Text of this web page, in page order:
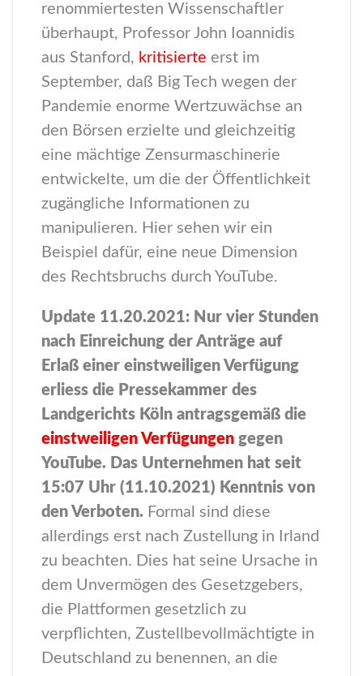
renommiertesten Wissenschaftler
überhaupt, Professor John Ioannidis
aus Stanford, kritisierte erst im
September, daß Big Tech wegen der
Pandemie enorme Wertzuwächse an
den Börsen erzielte und gleichzeitig
eine mächtige Zensurmaschinerie
entwickelte, um die der Öffentlichkeit
zugängliche Informationen zu
manipulieren. Hier sehen wir ein
Beispiel dafür, eine neue Dimension
des Rechtsbruchs durch YouTube.
Update 11.20.2021: Nur vier Stunden
nach Einreichung der Anträge auf
Erlaß einer einstweiligen Verfügung
erliess die Pressekammer des
Landgerichts Köln antragsgemäß die
einstweiligen Verfügungen gegen
YouTube. Das Unternehmen hat seit
15:07 Uhr (11.10.2021) Kenntnis von
den Verboten. Formal sind diese
allerdings erst nach Zustellung in Irland
zu beachten. Dies hat seine Ursache in
dem Unvermögen des Gesetzgebers,
die Plattformen gesetzlich zu
verpflichten, Zustellbevollmächtigte in
Deutschland zu benennen, an die